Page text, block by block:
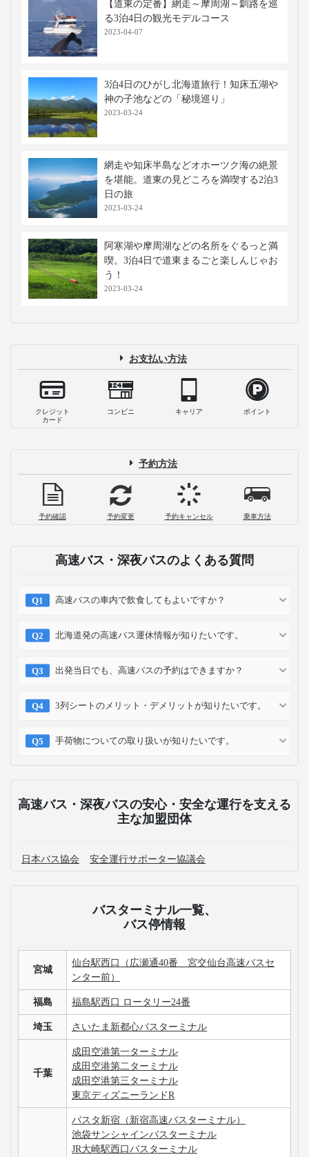
【道東の定番】網走～摩周湖～釧路を巡
る3泊4日の観光モデルコース
2023-04-07
3泊4日のひがし北海道旅行！知床五湖や
神の子池などの「秘境巡り」
2023-03-24
網走や知床半島などオホーツク海の絶景
を堪能。道東の見どころを満喫する2泊3
日の旅
2023-03-24
阿寒湖や摩周湖などの名所をぐるっと満
喫。3泊4日で道東まるごと楽しんじゃお
う！
2023-03-24
お支払い方法
クレジット
カード
コンビニ キャリア ポイント
予約方法
予約確認 予約変更 予約キャンセル 乗車方法
高速バス・深夜バスのよくある質問
高速バスの車内で飲食してもよいですか？
北海道発の高速バス運休情報が知りたいです。
出発当日でも、高速バスの予約はできますか？
3列シートのメリット・デメリットが知りたいです。
手荷物についての取り扱いが知りたいです。
高速バス・深夜バスの安心・安全な運行を支える
主な加盟団体
日本バス協会 安全運行サポーター協議会
バスターミナル一覧、
バス停情報
宮城
仙台駅西口（広瀬通40番 宮交仙台高速バスセ
ンター前）
福島 福島駅西口 ロータリー24番
埼玉 さいたま新都心バスターミナル
千葉
成田空港第一ターミナル
成田空港第二ターミナル
成田空港第三ターミナル
東京ディズニーランドR
バスタ新宿（新宿高速バスターミナル）
池袋サンシャインバスターミナル
JR大崎駅西口バスターミナル